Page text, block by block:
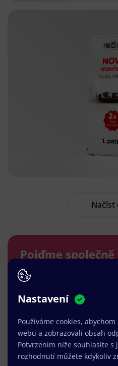
Načíst
Pojďme společně
vytvořit něco
v Hejnicích
pečlivě projdeme a
návrhem řešení a
Nastavení
Používáme cookies,
webu a zobrazovali obsah
Potvrzením níže souhlasíte s
rozhodnutí můžete kdykoliv